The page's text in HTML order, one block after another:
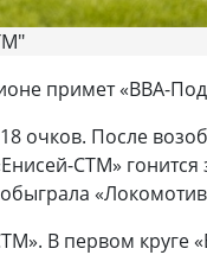
примет «ВВА-
очков. После
СТМ»
В первом